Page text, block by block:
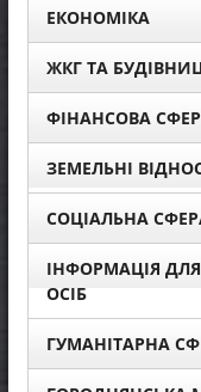
ЕКОНОМІКА
ЖКГ ТА
ФІНАНСОВА
ЗЕМЕЛЬНІ
СОЦІАЛЬНА
ІНФОРМАЦІЯ
ОСІБ
ГУМАНІТАРНА